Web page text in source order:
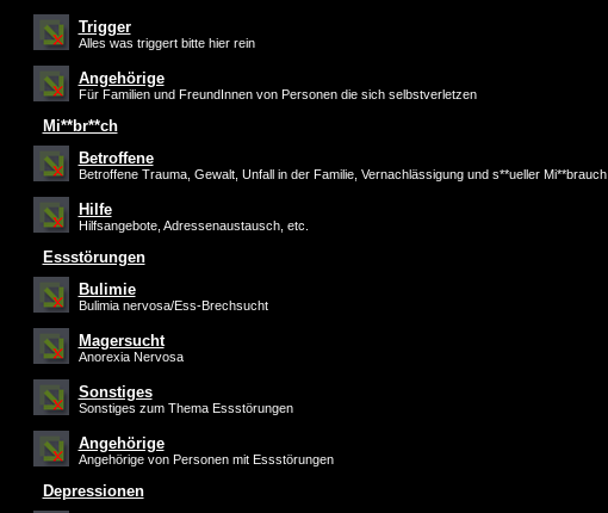
Trigger
Alles was triggert bitte hier rein
Angehörige
Für Familien und FreundInnen von Personen die sich selbstverletzen
Mi**br**ch
Betroffene
Betroffene Trauma, Gewalt, Unfall in der Familie, Vernachlässigung und s**ueller Mi**brauch
Hilfe
Hilfsangebote, Adressenaustausch, etc.
Essstörungen
Bulimie
Bulimia nervosa/Ess-Brechsucht
Magersucht
Anorexia Nervosa
Sonstiges
Sonstiges zum Thema Essstörungen
Angehörige
Angehörige von Personen mit Essstörungen
Depressionen